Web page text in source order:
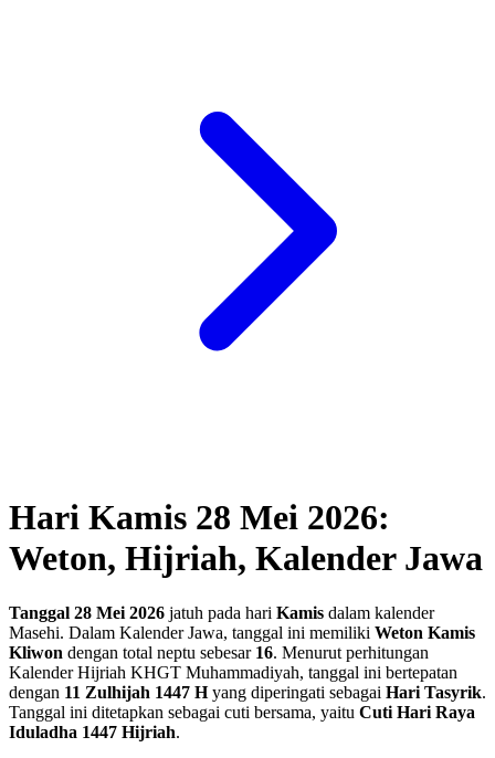
Hari Kamis 28 Mei 2026:
Weton, Hijriah, Kalender Jawa
Tanggal 28 Mei 2026 jatuh pada hari Kamis dalam kalender
Masehi. Dalam Kalender Jawa, tanggal ini memiliki Weton Kamis
Kliwon dengan total neptu sebesar 16. Menurut perhitungan
Kalender Hijriah KHGT Muhammadiyah, tanggal ini bertepatan
dengan 11 Zulhijah 1447 Hyang diperingati sebagai Hari Tasyrik.
Tanggal ini ditetapkan sebagai cuti bersama, yaitu Cuti Hari Raya
Iduladha 1447 Hijriah.